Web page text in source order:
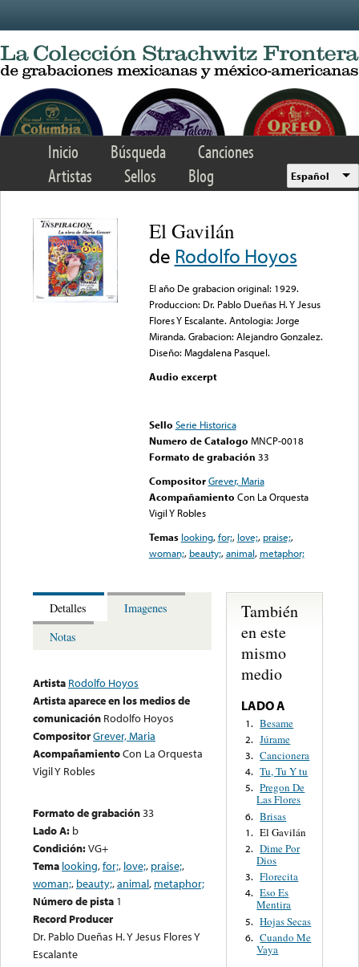
Inicio Búsqueda
Canciones
Artistas
Sellos Blog Español
El Gavilán
de Rodolfo Hoyos
El año De grabacion original: 1929.
Produccion: Dr. Pablo Dueñas H. Y Jesus
Flores Y Escalante. Antologia: Jorge
Miranda. Grabacion: Alejandro Gonzalez.
Diseño: Magdalena Pasquel.
Audio excerpt
Sello Serie Historica
Numero de Catalogo MNCP-0018
Formato de grabación 33
Compositor Grever, Maria
Acompañamiento Con La Orquesta
Vigil Y Robles
Temas looking,for;, love;, praise;,
woman;, beauty;,animal, metaphor;
Detalles
Imagenes
Notas
Artista Rodolfo Hoyos
Artista aparece en los medios de
comunicación Rodolfo Hoyos
CompositorGrever, Maria
AcompañamientoCon La Orquesta
Vigil Y Robles
Formato de grabación33
Lado A: b
Condición:VG+
Tema looking,for;, love;, praise;,
woman;, beauty;,animal, metaphor;
Número de pista 1
Record Producer
Dr. Pablo Dueñas H. Y Jesus Flores Y
Escalante
También
en este
mismo
medio
LADO A
1. Besame
2. Júrame
3. Cancionera
4. Tu, Tu Y tu
5. Pregon De
Las Flores
6. Brisas
1. El Gavilán
2. Dime Por
Dios
3. Florecita
4. Eso Es
Mentira
5. Hojas Secas
6. Cuando Me
Vaya